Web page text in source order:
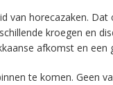
van horecazaken.
kroegen en
afkomst en een
te komen. Geen